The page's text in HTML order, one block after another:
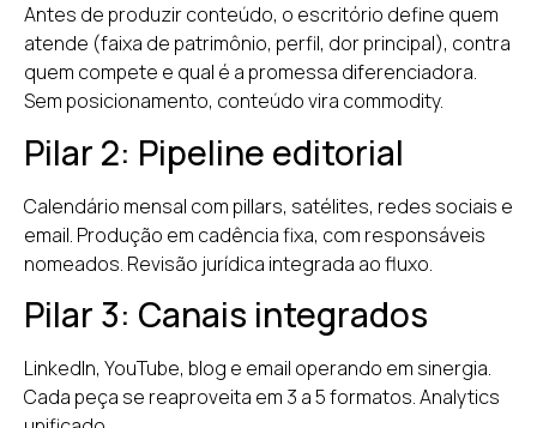
Antes de produzir conteúdo, o escritório define quem
atende (faixa de patrimônio, perfil, dor principal), contra
quem compete e qual é a promessa diferenciadora.
Sem posicionamento, conteúdo vira commodity.
Pilar 2: Pipeline editorial
Calendário mensal com pillars, satélites, redes sociais e
email. Produção em cadência fixa, com responsáveis
nomeados. Revisão jurídica integrada ao fluxo.
Pilar 3: Canais integrados
LinkedIn, YouTube, blog e email operando em sinergia.
Cada peça se reaproveita em 3 a 5 formatos. Analytics